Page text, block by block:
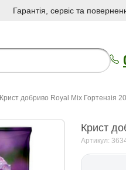
Гарантія, сервіс та
Крист добриво Royal Mix Гортензія
Крист
Артикул: